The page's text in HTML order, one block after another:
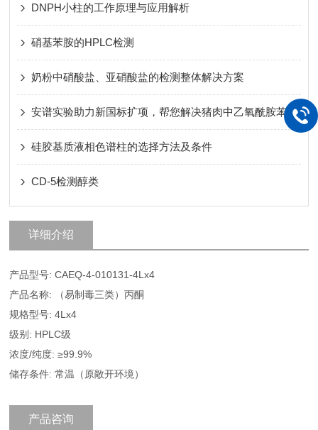
DNPH小柱的工作原理与应用解析
硝基苯胺的HPLC检测
奶粉中硝酸盐、亚硝酸盐的检测整体解决方案
安谱实验助力新国标扩项，帮您解决猪肉中乙氧酰胺苯甲酯残留问题
硅胶基质液相色谱柱的选择方法及条件
CD-5检测醇类
详细介绍
产品型号: CAEQ-4-010131-4Lx4
产品名称: （易制毒三类）丙酮
规格型号: 4Lx4
级别: HPLC级
浓度/纯度: ≥99.9%
储存条件: 常温（原敞开环境）
产品咨询